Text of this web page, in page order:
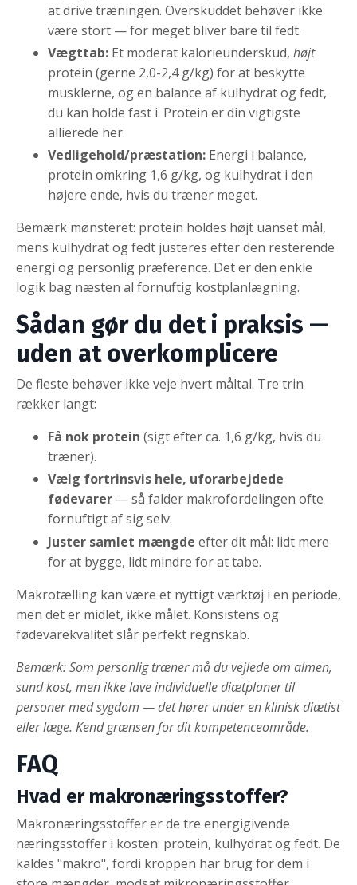
at drive træningen. Overskuddet behøver ikke
være stort — for meget bliver bare til fedt.
Vægttab: Et moderat kalorieunderskud, højt
protein (gerne 2,0-2,4 g/kg) for at beskytte
musklerne, og en balance af kulhydrat og fedt,
du kan holde fast i. Protein er din vigtigste
allierede her.
Vedligehold/præstation: Energi i balance,
protein omkring 1,6 g/kg, og kulhydrat i den
højere ende, hvis du træner meget.
Bemærk mønsteret: protein holdes højt uanset mål,
mens kulhydrat og fedt justeres efter den resterende
energi og personlig præference. Det er den enkle
logik bag næsten al fornuftig kostplanlægning.
Sådan gør du det i praksis —
uden at overkomplicere
De fleste behøver ikke veje hvert måltal. Tre trin
rækker langt:
Få nok protein (sigt efter ca. 1,6 g/kg, hvis du
træner).
Vælg fortrinsvis hele, uforarbejdede
fødevarer — så falder makrofordelingen ofte
fornuftigt af sig selv.
Juster samlet mængde efter dit mål: lidt mere
for at bygge, lidt mindre for at tabe.
Makrotælling kan være et nyttigt værktøj i en periode,
men det er midlet, ikke målet. Konsistens og
fødevarekvalitet slår perfekt regnskab.
Bemærk: Som personlig træner må du vejlede om almen,
sund kost, men ikke lave individuelle diætplaner til
personer med sygdom — det hører under en klinisk diætist
eller læge. Kend grænsen for dit kompetenceområde.
FAQ
Hvad er makronæringsstoffer?
Makronæringsstoffer er de tre energigivende
næringsstoffer i kosten: protein, kulhydrat og fedt. De
kaldes "makro", fordi kroppen har brug for dem i